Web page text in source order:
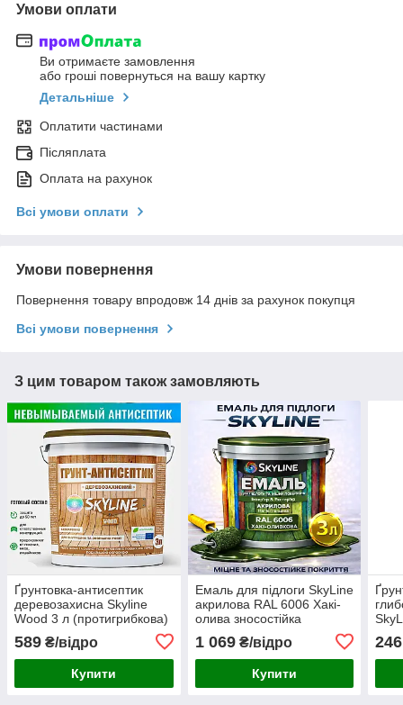
Умови оплати
Ви отримаєте замовлення
або гроші повернуться на вашу картку
Детальніше
Оплатити частинами
Післяплата
Оплата на рахунок
Всі умови оплати
Умови повернення
Повернення товару впродовж 14 днів за рахунок покупця
Всі умови повернення
З цим товаром також замовляють
Ґрунтовка-антисептик
деревозахисна Skyline
Wood 3 л (протигрибкова)
589 ₴/відро
Купити
Емаль для підлоги SkyLine
акрилова RAL 6006 Хакі-
олива зносостійка
для дерев'яної та
бетонної підлоги 3 л
1 069₴/відро
Купити
246